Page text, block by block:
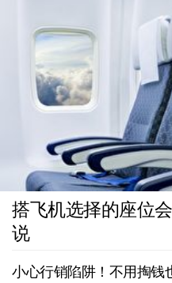
搭飞机选择的座位
说
小心行销陷阱！不用掏钱